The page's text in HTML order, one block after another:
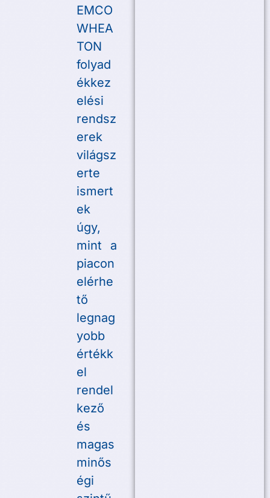
EMCO
WHEA
TON
folyad
ékkez
elési
rendsz
erek
világsz
erte
ismert
ek
úgy,
mint a
piacon
elérhe
tő
legnag
yobb
értékk
el
rendel
kező
és
magas
minős
égi